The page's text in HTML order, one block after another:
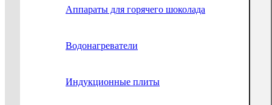
Аппараты для горячего шоколада
Водонагреватели
Индукционные плиты